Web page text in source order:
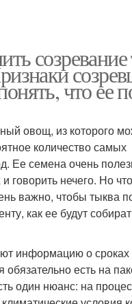
что ее
овощ, из которого
количество самых
Ее семена очень
говорить нечего. Но
важно, чтобы тыква
как ее будут
информацию о сроках
обязательно есть на
один нюанс: на